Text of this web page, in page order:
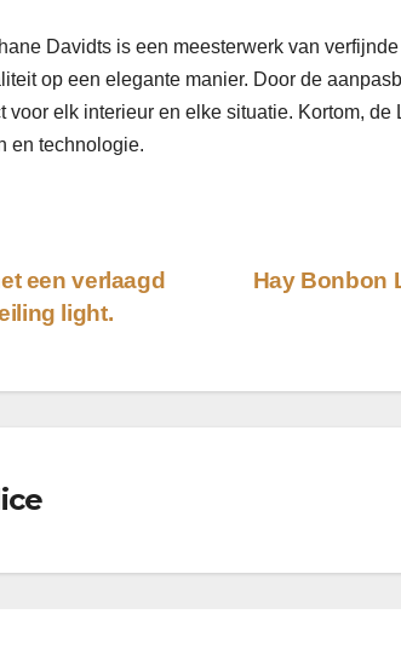
Davidts is een meesterwerk van
op een elegante manier. Door de
voor elk interieur en elke situatie. Kortom,
en technologie.
Hay Bonbon
een verlaagd
light.